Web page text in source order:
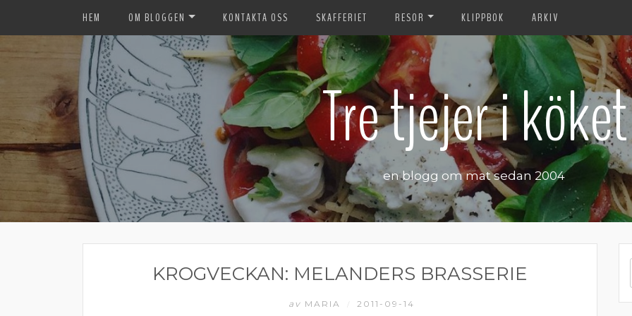
HEM OM BLOGGEN KONTAKTA OSS SKAFFERIET RESOR KLIPPBOK ARKIV
Tre tjejer i köket
en blogg om mat sedan 2004
KROGVECKAN: MELANDERS BRASSERIE
av MARIA 2011-09-14